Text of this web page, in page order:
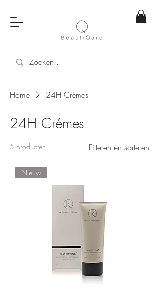
Home 24H Crémes
24H Crémes
5 producten Filteren en sorteren
Nieuw